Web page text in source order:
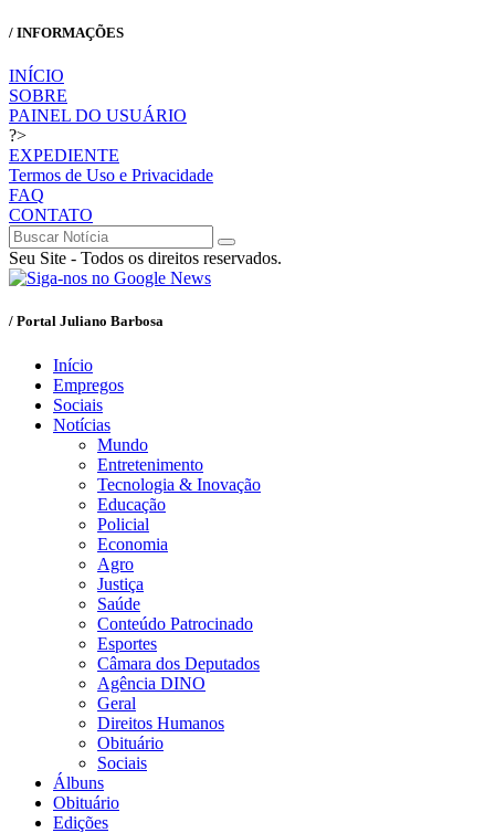
/ INFORMAÇÕES
INÍCIO
SOBRE
PAINEL DO USUÁRIO
?>
EXPEDIENTE
Termos de Uso e Privacidade
FAQ
CONTATO
Seu Site - Todos os direitos reservados.
/ Portal Juliano Barbosa
Início
Empregos
Sociais
Notícias
Mundo
Entretenimento
Tecnologia & Inovação
Educação
Policial
Economia
Agro
Justiça
Saúde
Conteúdo Patrocinado
Esportes
Câmara dos Deputados
Agência DINO
Geral
Direitos Humanos
Obituário
Sociais
Álbuns
Obituário
Edições